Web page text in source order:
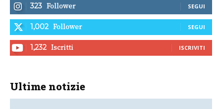
323 Follower SEGUI
1,002 Follower SEGUI
1,232 Iscritti ISCRIVITI
Ultime notizie